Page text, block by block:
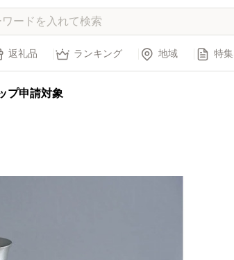
返礼品 ランキング 地域 特集
プ申請対象